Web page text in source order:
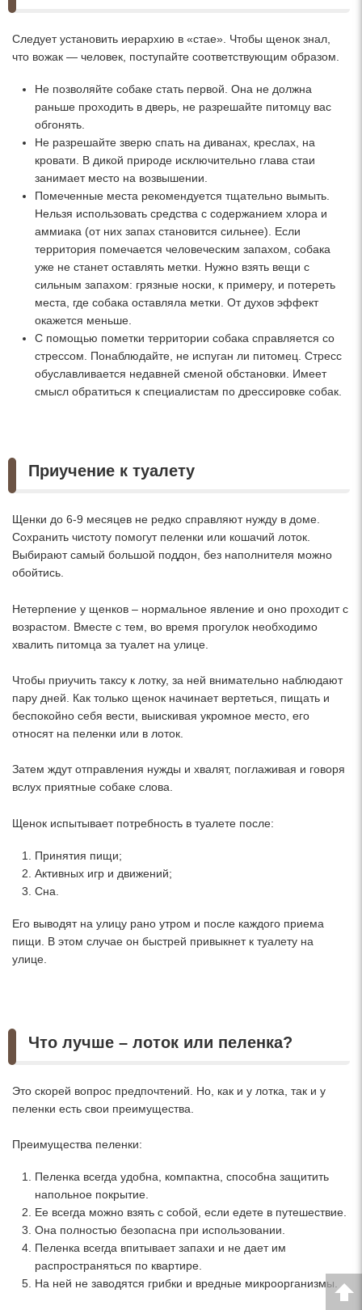
Следует установить иерархию в «стае». Чтобы щенок знал,
что вожак — человек, поступайте соответствующим образом.
Не позволяйте собаке стать первой. Она не должна
раньше проходить в дверь, не разрешайте питомцу вас
обгонять.
Не разрешайте зверю спать на диванах, креслах, на
кровати. В дикой природе исключительно глава стаи
занимает место на возвышении.
Помеченные места рекомендуется тщательно вымыть.
Нельзя использовать средства с содержанием хлора и
аммиака (от них запах становится сильнее). Если
территория помечается человеческим запахом, собака
уже не станет оставлять метки. Нужно взять вещи с
сильным запахом: грязные носки, к примеру, и потереть
места, где собака оставляла метки. От духов эффект
окажется меньше.
С помощью пометки территории собака справляется со
стрессом. Понаблюдайте, не испуган ли питомец. Стресс
обуславливается недавней сменой обстановки. Имеет
смысл обратиться к специалистам по дрессировке собак.
Приучение к туалету
Щенки до 6-9 месяцев не редко справляют нужду в доме.
Сохранить чистоту помогут пеленки или кошачий лоток.
Выбирают самый большой поддон, без наполнителя можно
обойтись.
Нетерпение у щенков – нормальное явление и оно проходит с
возрастом. Вместе с тем, во время прогулок необходимо
хвалить питомца за туалет на улице.
Чтобы приучить таксу к лотку, за ней внимательно наблюдают
пару дней. Как только щенок начинает вертеться, пищать и
беспокойно себя вести, выискивая укромное место, его
относят на пеленки или в лоток.
Затем ждут отправления нужды и хвалят, поглаживая и говоря
вслух приятные собаке слова.
Щенок испытывает потребность в туалете после:
Принятия пищи;
Активных игр и движений;
Сна.
Его выводят на улицу рано утром и после каждого приема
пищи. В этом случае он быстрей привыкнет к туалету на
улице.
Что лучше – лоток или пеленка?
Это скорей вопрос предпочтений. Но, как и у лотка, так и у
пеленки есть свои преимущества.
Преимущества пеленки:
Пеленка всегда удобна, компактна, способна защитить
напольное покрытие.
Ее всегда можно взять с собой, если едете в путешествие.
Она полностью безопасна при использовании.
Пеленка всегда впитывает запахи и не дает им
распространяться по квартире.
На ней не заводятся грибки и вредные микроорганизмы.